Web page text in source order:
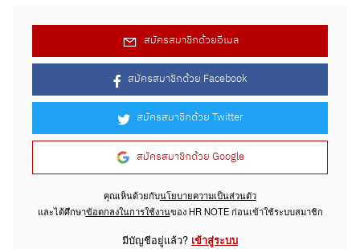
สมัครสมาชิกด้วยอีเมล
สมัครสมาชิกด้วย Facebook
สมัครสมาชิกด้วย Twitter
สมัครสมาชิกด้วย Google
คุณเห็นด้วยกับนโยบายความเป็นส่วนตัว
และได้ศึกษาข้อตกลงในการใช้งานของ HR NOTE ก่อนเข้าใช้ระบบสมาชิก
มีบัญชีอยู่แล้ว? เข้าสู่ระบบ